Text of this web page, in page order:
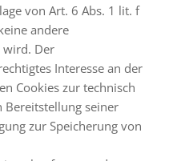
von Art. 6 Abs. 1 lit. f
andere
wird. Der
Interesse an der
Cookies zur technisch
seiner
zur Speicherung von